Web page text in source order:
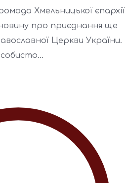
Хмельницької єпархії
про приєднання ще
Церкви України.